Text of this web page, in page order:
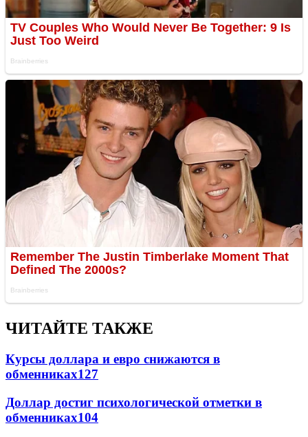
ЧИТАЙТЕ ТАКЖЕ
Курсы доллара и евро снижаются в
обменниках127
Доллар достиг психологической отметки в
обменниках104